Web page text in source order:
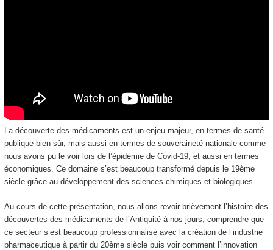
La découverte des médicaments est un enjeu majeur, en termes de santé
publique bien sûr, mais aussi en termes de souveraineté nationale comme
nous avons pu le voir lors de l’épidémie de Covid-19, et aussi en termes
économiques. Ce domaine s’est beaucoup transformé depuis le 19ème
siècle grâce au développement des sciences chimiques et biologiques.
Au cours de cette présentation, nous allons revoir brièvement l’histoire des
découvertes des médicaments de l’Antiquité à nos jours, comprendre que
ce secteur s’est beaucoup professionnalisé avec la création de l’industrie
pharmaceutique à partir du 20ème siècle puis voir comment l’innovation